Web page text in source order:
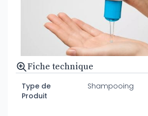
Fiche technique
Type de
Produit
Shampooing